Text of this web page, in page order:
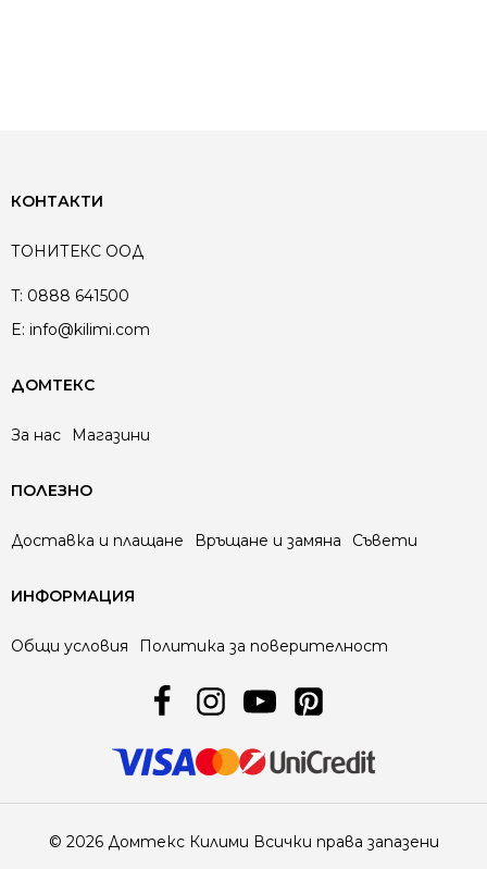
КОНТАКТИ
ТОНИТЕКС ООД
T: 0888 641500
E: info@kilimi.com
ДОМТЕКС
За нас Магазини
ПОЛЕЗНО
Доставка и плащане Връщане и замяна Съвети
ИНФОРМАЦИЯ
Общи условия Политика за поверителност
© 2026 Домтекс Килими Всички права запазени